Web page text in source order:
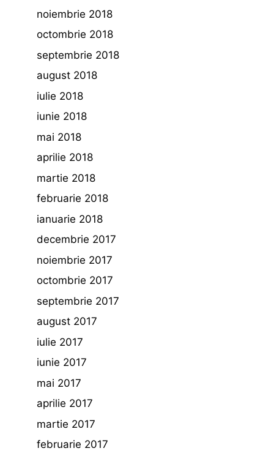
noiembrie 2018
octombrie 2018
septembrie 2018
august 2018
iulie 2018
iunie 2018
mai 2018
aprilie 2018
martie 2018
februarie 2018
ianuarie 2018
decembrie 2017
noiembrie 2017
octombrie 2017
septembrie 2017
august 2017
iulie 2017
iunie 2017
mai 2017
aprilie 2017
martie 2017
februarie 2017